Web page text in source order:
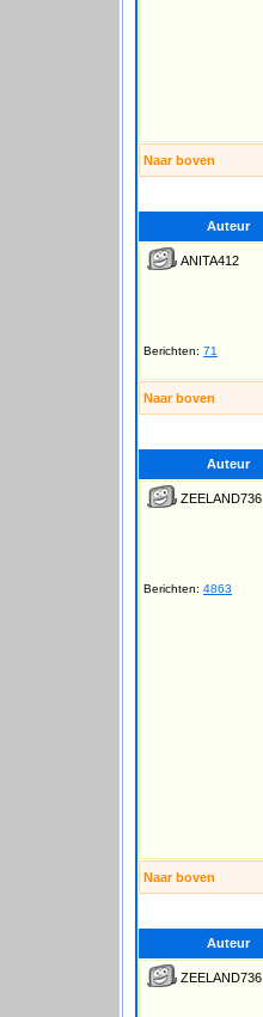
Naar boven
Auteur
ANITA412
Berichten: 71
Naar boven
Auteur
ZEELAND736
Berichten: 4863
Naar boven
Auteur
ZEELAND736